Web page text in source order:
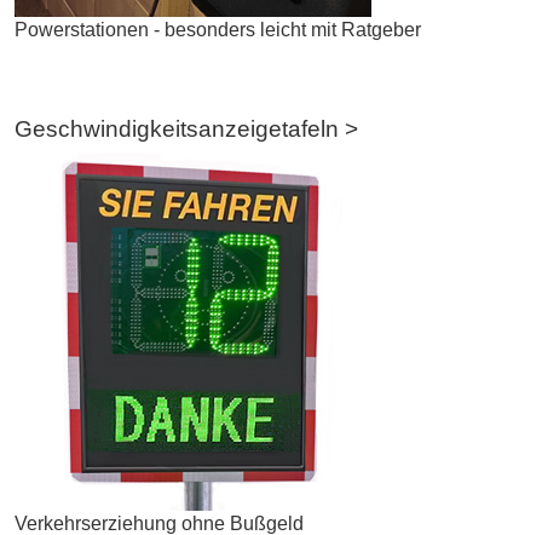
Powerstationen - besonders leicht mit Ratgeber
Geschwindigkeitsanzeigetafeln >
Verkehrserziehung ohne Bußgeld